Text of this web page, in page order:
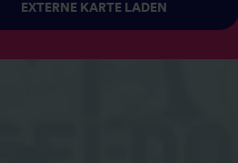
EXTERNE KARTE LADEN